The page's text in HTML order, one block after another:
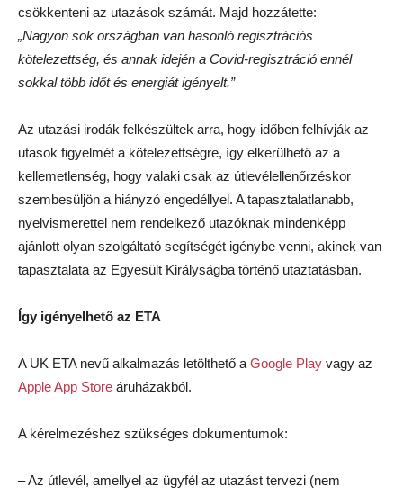
csökkenteni az utazások számát. Majd hozzátette:
„Nagyon sok országban van hasonló regisztrációs
kötelezettség, és annak idején a Covid-regisztráció ennél
sokkal több időt és energiát igényelt.”
Az utazási irodák felkészültek arra, hogy időben felhívják az
utasok figyelmét a kötelezettségre, így elkerülhető az a
kellemetlenség, hogy valaki csak az útlevélellenőrzéskor
szembesüljön a hiányzó engedéllyel. A tapasztalatlanabb,
nyelvismerettel nem rendelkező utazóknak mindenképp
ajánlott olyan szolgáltató segítségét igénybe venni, akinek van
tapasztalata az Egyesült Királyságba történő utaztatásban.
Így igényelhető az ETA
A UK ETA nevű alkalmazás letölthető a Google Play vagy az
Apple App Store áruházakból.
A kérelmezéshez szükséges dokumentumok:
– Az útlevél, amellyel az ügyfél az utazást tervezi (nem